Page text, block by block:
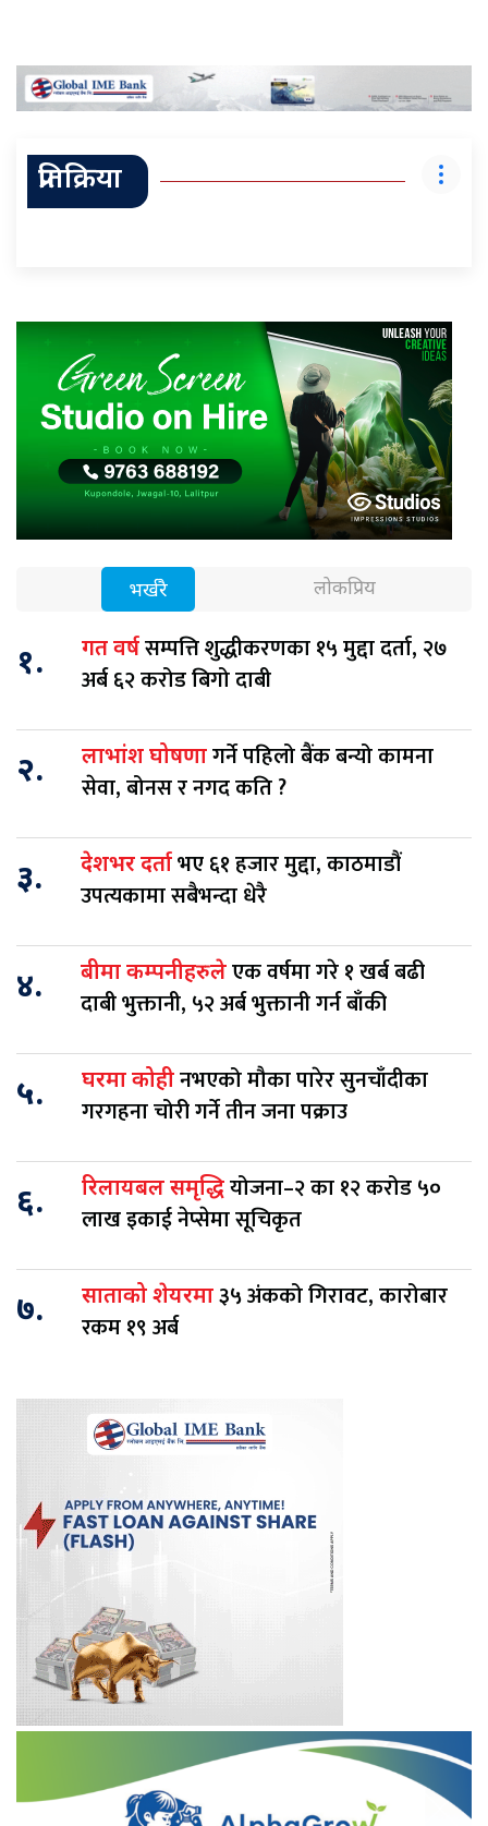
प्रतिक्रिया
भर्खरै लोकप्रिय
१. गत वर्षसम्पत्ति शुद्धीकरणका १५ मुद्दा दर्ता, २७
अर्ब ६२ करोड बिगो दाबी
२. लाभांश घोषणागर्ने पहिलो बैंक बन्यो कामना
सेवा, बोनस र नगद कति ?
३. देशभर दर्ताभए ६१ हजार मुद्दा, काठमाडौं
उपत्यकामा सबैभन्दा धेरै
४. बीमा कम्पनीहरुलेएक वर्षमा गरे १ खर्ब बढी
दाबी भुक्तानी, ५२ अर्ब भुक्तानी गर्न बाँकी
५. घरमा कोहीनभएको मौका पारेर सुनचाँदीका
गरगहना चोरी गर्ने तीन जना पक्राउ
६. रिलायबल समृद्धियोजना–२ का १२ करोड ५०
लाख इकाई नेप्सेमा सूचिकृत
७. साताको शेयरमा३५ अंकको गिरावट, कारोबार
रकम १९ अर्ब